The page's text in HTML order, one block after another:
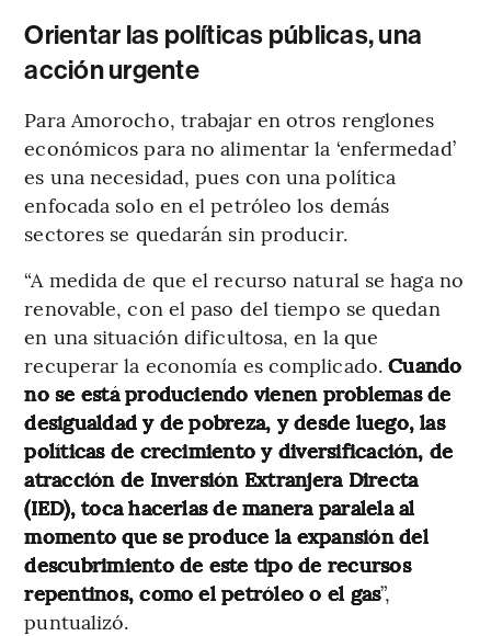
Orientar las políticas públicas, una
acción urgente
Para Amorocho, trabajar en otros renglones
económicos para no alimentar la ‘enfermedad’
es una necesidad, pues con una política
enfocada solo en el petróleo los demás
sectores se quedarán sin producir.
“A medida de que el recurso natural se haga no
renovable, con el paso del tiempo se quedan
en una situación dificultosa, en la que
recuperar la economía es complicado.Cuando
no se está produciendo vienen problemas de
desigualdad y de pobreza, y desde luego, las
políticas de crecimiento y diversificación, de
atracción de Inversión Extranjera Directa
(IED), toca hacerlas de manera paralela al
momento que se produce la expansión del
descubrimiento de este tipo de recursos
repentinos, como el petróleo o el gas”,
puntualizó.